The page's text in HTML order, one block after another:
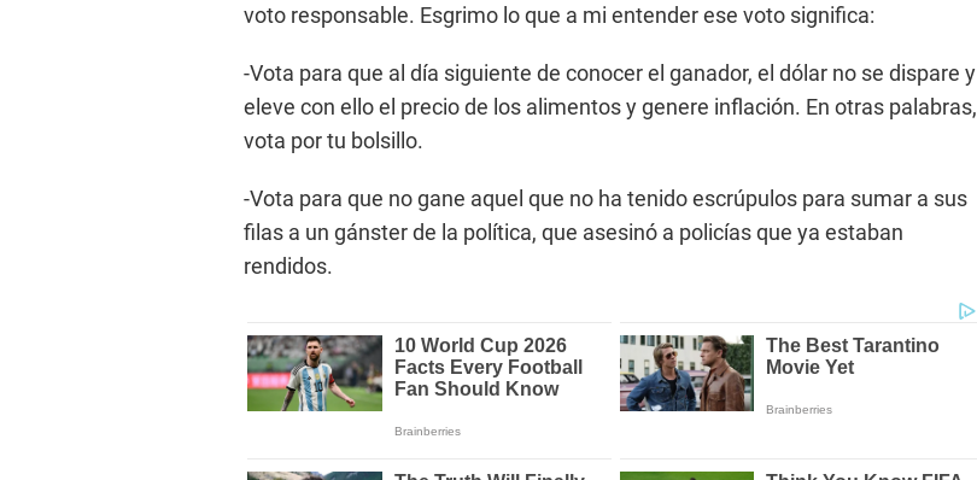
voto responsable. Esgrimo lo que a mi entender ese voto significa:
-Vota para que al día siguiente de conocer el ganador, el dólar no se dispare y
eleve con ello el precio de los alimentos y genere inflación. En otras palabras,
vota por tu bolsillo.
-Vota para que no gane aquel que no ha tenido escrúpulos para sumar a sus
filas a un gánster de la política, que asesinó a policías que ya estaban
rendidos.